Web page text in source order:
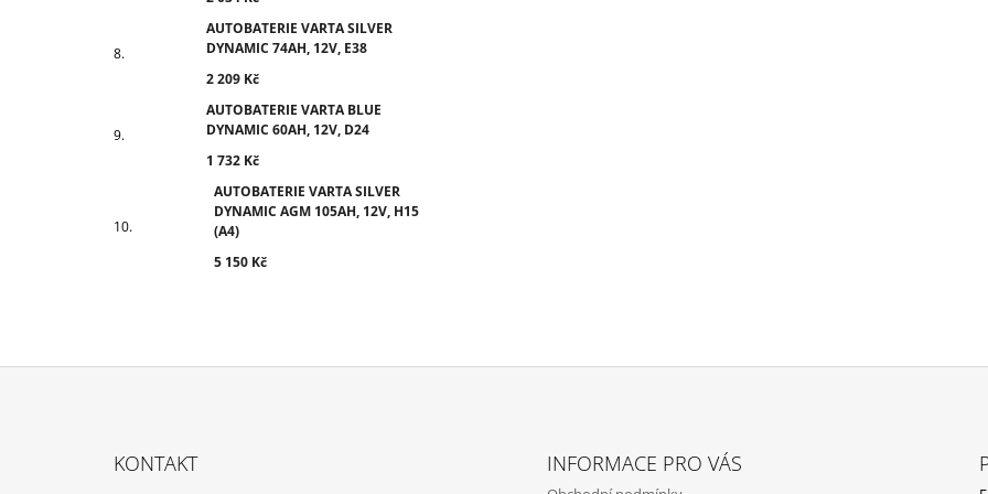
AUTOBATERIE VARTA SILVER
DYNAMIC 74AH, 12V, E38
2 209 Kč
AUTOBATERIE VARTA BLUE
DYNAMIC 60AH, 12V, D24
1 732 Kč
AUTOBATERIE VARTA SILVER
DYNAMIC AGM 105AH, 12V, H15
(A4)
5 150 Kč
KONTAKT INFORMACE PRO VÁS